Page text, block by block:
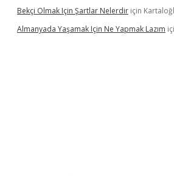
Bekçi Olmak Için Şartlar Nelerdir için
Almanyada Yaşamak Için Ne Yapmak Lazım